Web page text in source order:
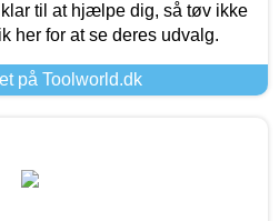
til at hjælpe dig, så tøv ikke
her for at se deres udvalg.
på Toolworld.dk